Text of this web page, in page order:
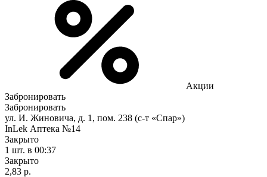
Акции
Забронировать
Забронировать
ул. И. Жиновича, д. 1, пом. 238 (с-т «Спар»)
InLek Аптека №14
Закрыто
1 шт. в 00:37
Закрыто
2,83 р.